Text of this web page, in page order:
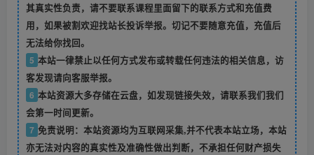
其真实性负责，请不要联系课程里面留下的联系方式和充值费
用，如果被割欢迎找站长投诉举报。切记不要随意充值，充值后
无法给你找回。
5 本站一律禁止以任何方式发布或转载任何违法的相关信息，访
客发现请向客服举报。
6 本站资源大多存储在云盘，如发现链接失效，请联系我们我们
会第一时间更新。
7 免责说明：本站资源均为互联网采集,并不代表本站立场，本站
亦无法对内容的真实性及准确性做出判断，不承担任何财产损失